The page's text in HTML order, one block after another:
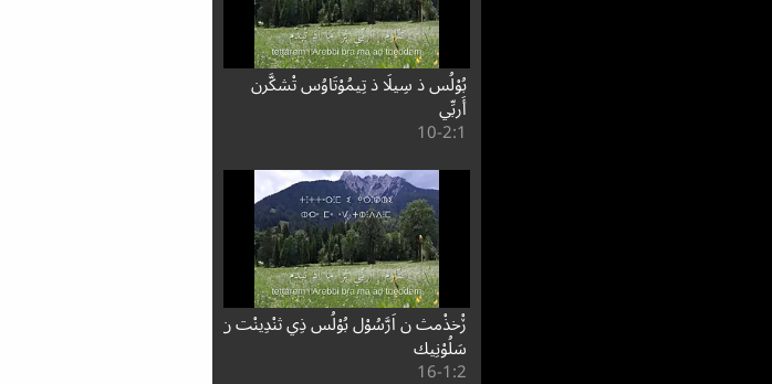
بُوْلُس ذ سِيلَا ذ تِيمُوْتَاوُس تْشكَّرن
أَربِّي
1:⁧2⁩-10
ڒْخذْمث ن اَرَّسُوْل بُوْلُس ذِي ثنْدِينْت ن
سَلُوْنِيك
2:⁧1⁩-16